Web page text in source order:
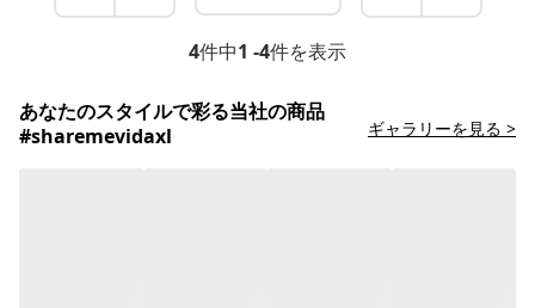
4件中1 -4件を表示
あなたのスタイルで彩る当社の商品
#sharemevidaxl
ギャラリーを見る >